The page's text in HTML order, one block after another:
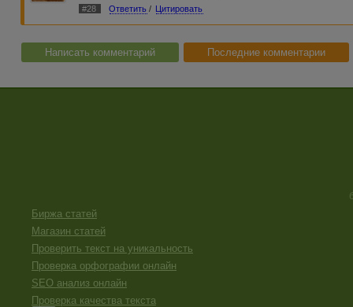
#28 Ответить / Цитировать
Написать комментарий Последние комментарии
Биржа статей
Магазин статей
Проверить текст на уникальность
Проверка орфографии онлайн
SEO анализ онлайн
Проверка качества текста